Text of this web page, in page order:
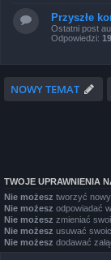
Przyszłe
Ostatni post
Odpowiedzi: 19
NOWY TEMAT
TWOJE UPRAWNIENIA
Nie możesz tworzyć
Nie możesz odpowiadać
Nie możesz zmieniać
Nie możesz usuwać
Nie możesz dodawać